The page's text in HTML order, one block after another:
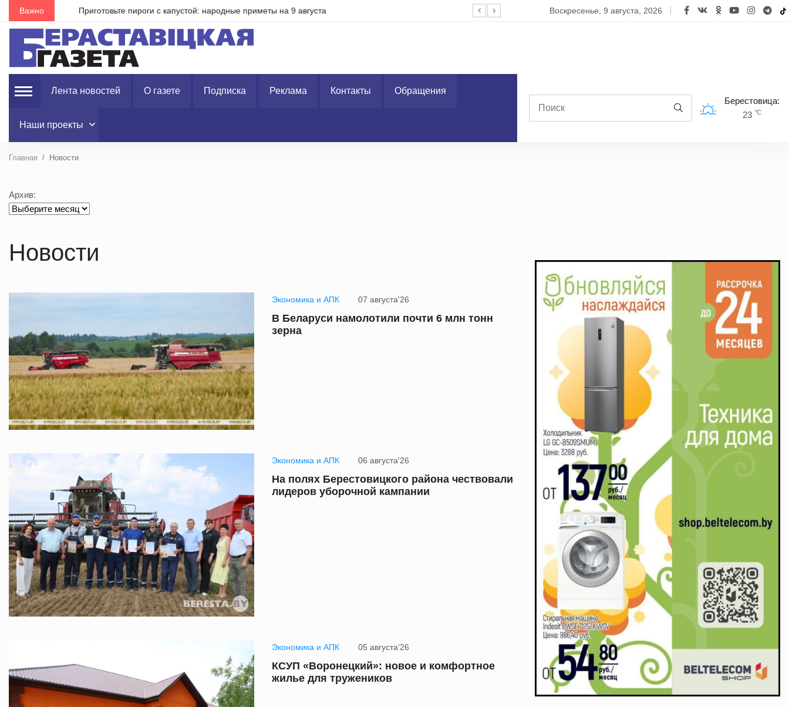
Важно Приготовьте пироги с капустой: народные приметы на 9 августа Поздравление Елены Стальбовской с Днем строителя
воскресенье, 9 августа, 2026
Лента новостей О газете Подписка Реклама Контакты Обращения
Наши проекты
Берестовица:
23 °C
Главная Новости
Архив:
Новости
Экономика и АПК 07 августа'26
В Беларуси намолотили почти 6 млн тонн
зерна
Экономика и АПК 06 августа'26
На полях Берестовицкого района чествовали
лидеров уборочной кампании
Экономика и АПК 05 августа'26
КСУП «Воронецкий»: новое и комфортное
жилье для тружеников